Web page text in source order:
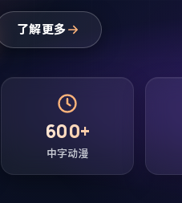
了解更多
600+
中字动漫